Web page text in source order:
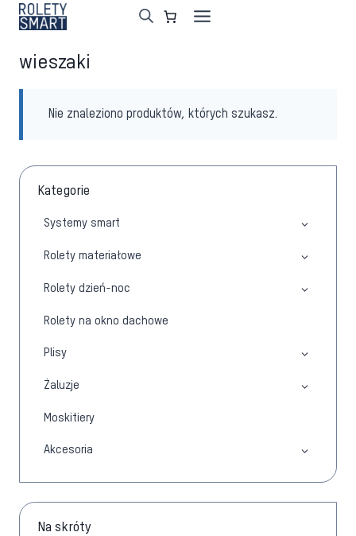
Przejdź
wieszaki
Nie znaleziono produktów, których szukasz.
Kategorie
Systemy smart
Rolety materiałowe
Rolety dzień-noc
Rolety na okno dachowe
Plisy
Żaluzje
Moskitiery
Akcesoria
Na skróty